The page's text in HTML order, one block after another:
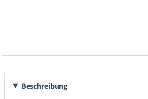
Beschreibung